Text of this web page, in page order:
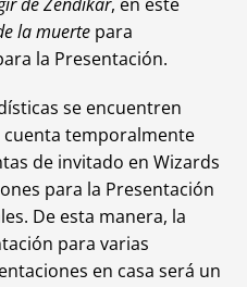
de Zendikar, en este
la muerte para
la Presentación.
se encuentren
cuenta temporalmente
de invitado en Wizards
para la Presentación
De esta manera, la
para varias
en casa será un